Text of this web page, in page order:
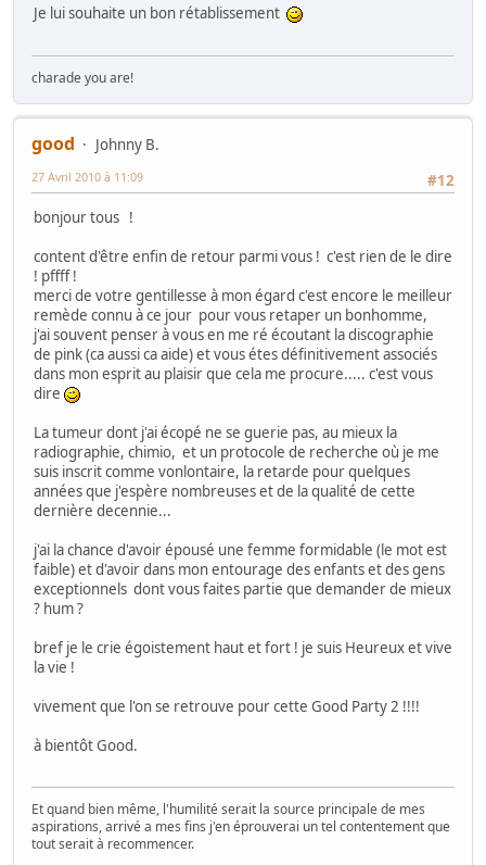
Je lui souhaite un bon rétablissement
charade you are!
good
Johnny B.
#12
27 Avril 2010 à 11:09
bonjour tous !
content d'être enfin de retour parmi vous ! c'est rien de le dire
! pffff !
merci de votre gentillesse à mon égard c'est encore le meilleur
remède connu à ce jour pour vous retaper un bonhomme,
j'ai souvent penser à vous en me ré écoutant la discographie
de pink (ca aussi ca aide) et vous étes définitivement associés
dans mon esprit au plaisir que cela me procure..... c'est vous
dire
La tumeur dont j'ai écopé ne se guerie pas, au mieux la
radiographie, chimio, et un protocole de recherche où je me
suis inscrit comme vonlontaire, la retarde pour quelques
années que j'espère nombreuses et de la qualité de cette
dernière decennie...
j'ai la chance d'avoir épousé une femme formidable (le mot est
faible) et d'avoir dans mon entourage des enfants et des gens
exceptionnels dont vous faites partie que demander de mieux
? hum ?
bref je le crie égoistement haut et fort ! je suis Heureux et vive
la vie !
vivement que l'on se retrouve pour cette Good Party 2 !!!!
à bientôt Good.
Et quand bien même, l'humilité serait la source principale de mes
aspirations, arrivé a mes fins j'en éprouverai un tel contentement que
tout serait à recommencer.